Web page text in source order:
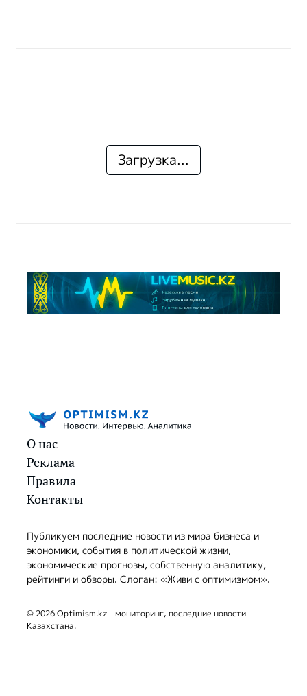
Загрузка...
О нас
Реклама
Правила
Контакты
Публикуем последние новости из мира бизнеса и
экономики, события в политической жизни,
экономические прогнозы, собственную аналитику,
рейтинги и обзоры. Слоган: «Живи с оптимизмом».
© 2026 Optimism.kz - мониторинг, последние новости
Казахстана.